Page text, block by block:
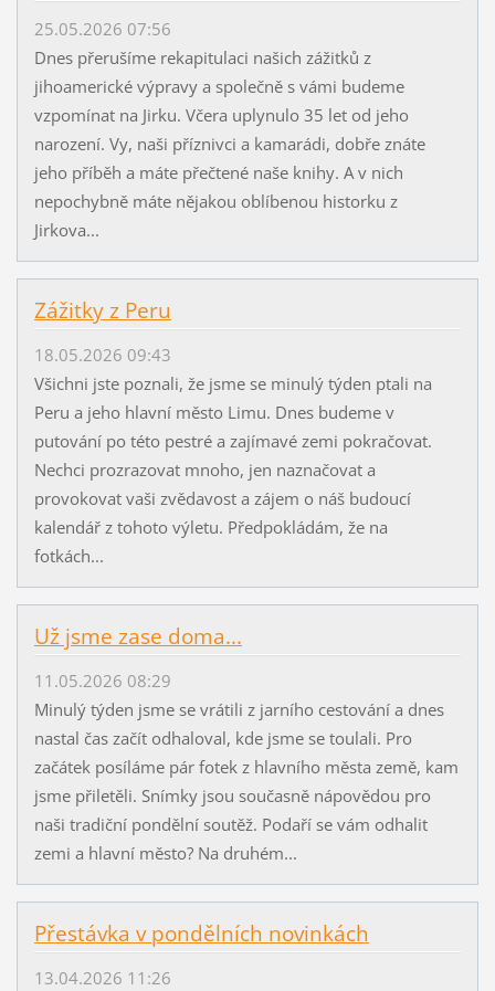
25.05.2026 07:56
Dnes přerušíme rekapitulaci našich zážitků z
jihoamerické výpravy a společně s vámi budeme
vzpomínat na Jirku. Včera uplynulo 35 let od jeho
narození. Vy, naši příznivci a kamarádi, dobře znáte
jeho příběh a máte přečtené naše knihy. A v nich
nepochybně máte nějakou oblíbenou historku z
Jirkova...
Zážitky z Peru
18.05.2026 09:43
Všichni jste poznali, že jsme se minulý týden ptali na
Peru a jeho hlavní město Limu. Dnes budeme v
putování po této pestré a zajímavé zemi pokračovat.
Nechci prozrazovat mnoho, jen naznačovat a
provokovat vaši zvědavost a zájem o náš budoucí
kalendář z tohoto výletu. Předpokládám, že na
fotkách...
Už jsme zase doma...
11.05.2026 08:29
Minulý týden jsme se vrátili z jarního cestování a dnes
nastal čas začít odhaloval, kde jsme se toulali. Pro
začátek posíláme pár fotek z hlavního města země, kam
jsme přiletěli. Snímky jsou současně nápovědou pro
naši tradiční pondělní soutěž. Podaří se vám odhalit
zemi a hlavní město? Na druhém...
Přestávka v pondělních novinkách
13.04.2026 11:26